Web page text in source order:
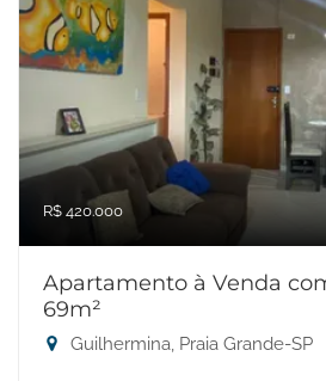
R$ 420.000
Apartamento à Venda
69m²
Guilhermina, Praia Grande-SP